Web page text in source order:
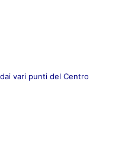
vari punti del Centro